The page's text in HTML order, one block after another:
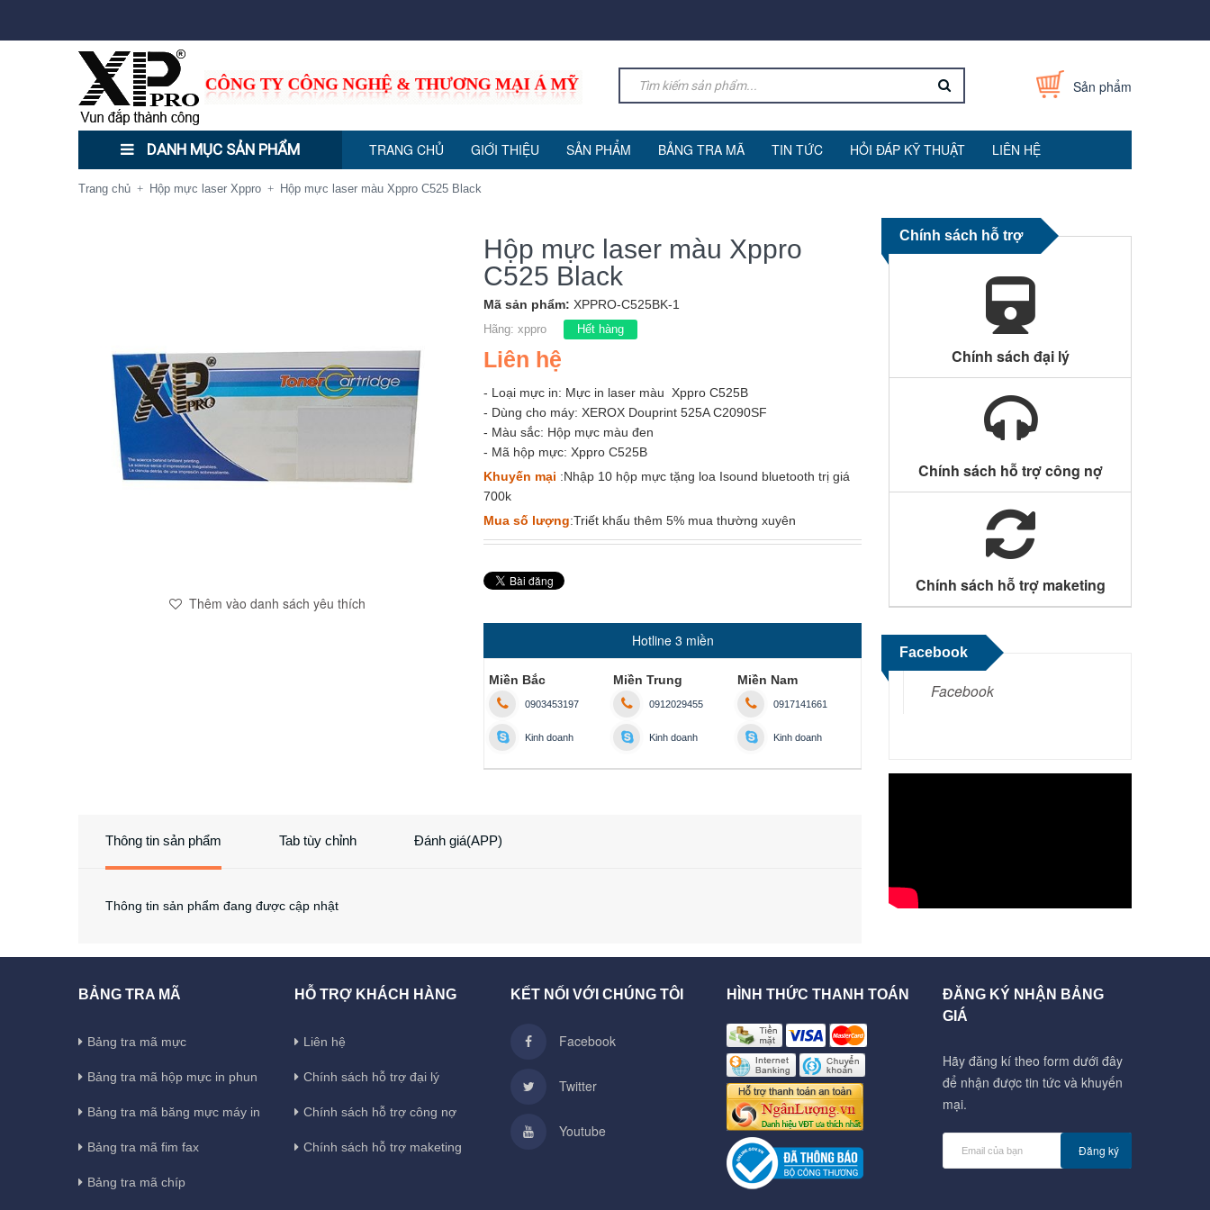
Sản phẩm
DANH MỤC SẢN PHẨM TRANG CHỦ GIỚI THIỆU SẢN PHẨM BẢNG TRA MÃ TIN TỨC HỎI ĐÁP KỸ THUẬT LIÊN HỆ
Trang chủ + Hộp mực laser Xppro + Hộp mực laser màu Xppro C525 Black
Thêm vào danh sách yêu thích
Hộp mực laser màu Xppro
C525 Black
Mã sản phẩm: XPPRO-C525BK-1
Hãng: xppro Hết hàng
Liên hệ
- Loại mực in: Mực in laser màu Xppro C525B
- Dùng cho máy: XEROX Douprint 525A C2090SF
- Màu sắc: Hộp mực màu đen
- Mã hộp mực: Xppro C525B
Khuyến mại :Nhập 10 hộp mực tặng loa Isound bluetooth trị giá
700k
Mua số lượng:Triết khấu thêm 5% mua thường xuyên
Hotline 3 miền
Miền Bắc
0903453197
Kinh doanh
Miền Trung
0912029455
Kinh doanh
Miền Nam
0917141661
Kinh doanh
Thông tin sản phẩm Tab tùy chỉnh Đánh giá(APP)
Thông tin sản phẩm đang được cập nhật
Chính sách hỗ trợ
Chính sách đại lý
Chính sách hỗ trợ công nợ
Chính sách hỗ trợ maketing
Facebook
Facebook
BẢNG TRA MÃ
Bảng tra mã mực
Bảng tra mã hộp mực in phun
Bảng tra mã băng mực máy in
Bảng tra mã fim fax
Bảng tra mã chíp
HỖ TRỢ KHÁCH HÀNG
Liên hệ
Chính sách hỗ trợ đại lý
Chính sách hỗ trợ công nợ
Chính sách hỗ trợ maketing
KẾT NỐI VỚI CHÚNG TÔI
Facebook
Twitter
Youtube
HÌNH THỨC THANH TOÁN
ĐĂNG KÝ NHẬN BẢNG
GIÁ
Hãy đăng kí theo form dưới đây
để nhận được tin tức và khuyến
mại.
Đăng ký